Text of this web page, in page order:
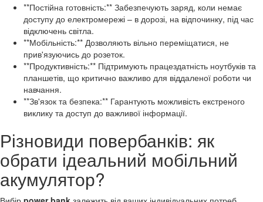
**Постійна готовність:** Забезпечують заряд, коли немає
доступу до електромережі – в дорозі, на відпочинку, під час
відключень світла.
**Мобільність:** Дозволяють вільно переміщатися, не
прив'язуючись до розеток.
**Продуктивність:** Підтримують працездатність ноутбуків та
планшетів, що критично важливо для віддаленої роботи чи
навчання.
**Зв'язок та безпека:** Гарантують можливість екстреного
виклику та доступ до важливої інформації.
Різновиди повербанків: як
обрати ідеальний мобільний
акумулятор?